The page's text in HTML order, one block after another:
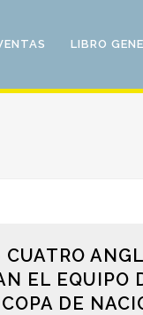
LIBRO
CUATRO
EL EQUIPO
DE